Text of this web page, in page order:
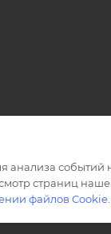
событий
страниц
файлов Cookie